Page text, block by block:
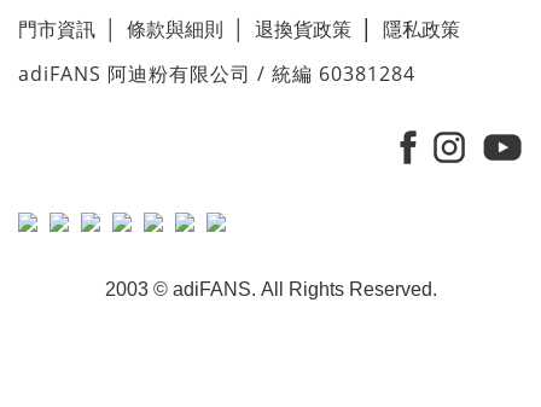
門市資訊 條款與細則 退換貨政策 隱私政策
adiFANS 阿迪粉有限公司 / 統編 60381284
2003 © adiFANS. All Rights Reserved.